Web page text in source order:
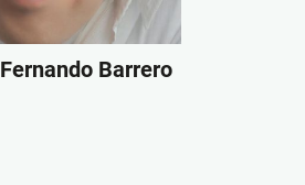
Fernando Barrero